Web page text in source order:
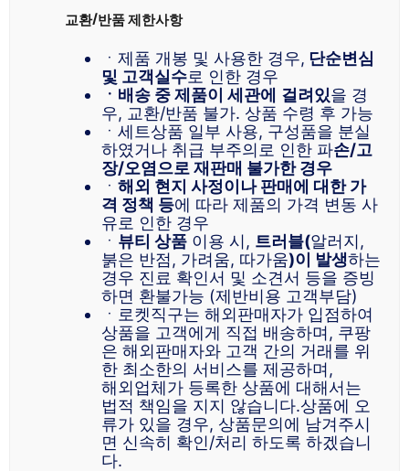
교환/반품 제한사항
ㆍ제품 개봉 및 사용한 경우, 단순변심
및 고객실수로 인한 경우
ㆍ배송 중 제품이 세관에 걸려있을 경
우, 교환/반품 불가. 상품 수령 후 가능
ㆍ세트상품 일부 사용, 구성품을 분실
하였거나 취급 부주의로 인한 파손/고
장/오염으로 재판매 불가한 경우
ㆍ 해외 현지 사정이나 판매에 대한 가
격 정책 등에 따라 제품의 가격 변동 사
유로 인한 경우
ㆍ 뷰티 상품 이용 시, 트러블(알러지,
붉은 반점, 가려움, 따가움)이 발생하는
경우 진료 확인서 및 소견서 등을 증빙
하면 환불가능 (제반비용 고객부담)
ㆍ로켓직구는 해외판매자가 입점하여
상품을 고객에게 직접 배송하며, 쿠팡
은 해외판매자와 고객 간의 거래를 위
한 최소한의 서비스를 제공하며,
해외업체가 등록한 상품에 대해서는
법적 책임을 지지 않습니다.상품에 오
류가 있을 경우, 상품문의에 남겨주시
면 신속히 확인/처리 하도록 하겠습니
다.